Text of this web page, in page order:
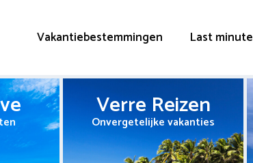
Vakantiebestemmingen Last minute
Verre Reizen
Onvergetelijke vakanties